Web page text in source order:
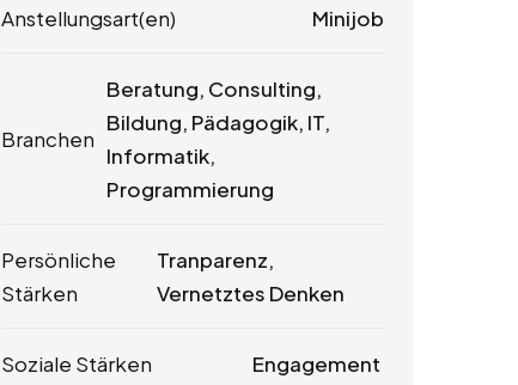
Anstellungsart(en) Minijob
Branchen
Beratung, Consulting,
Bildung, Pädagogik, IT,
Informatik,
Programmierung
Persönliche
Stärken
Tranparenz,
Vernetztes Denken
Soziale Stärken Engagement